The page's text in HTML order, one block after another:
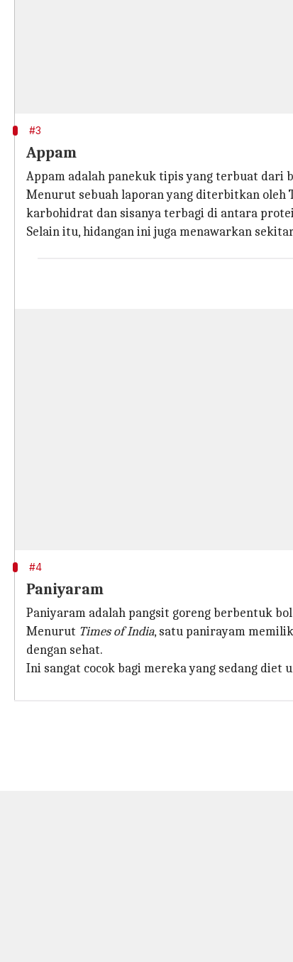
#3
Appam
Appam adalah panekuk tipis yang terbuat dari
Menurut sebuah laporan yang diterbitkan oleh
karbohidrat dan sisanya terbagi di antara
Selain itu, hidangan ini juga menawarkan
#4
Paniyaram
Paniyaram adalah pangsit goreng berbentuk
Menurut Times of India, satu panirayam
dengan sehat.
Ini sangat cocok bagi mereka yang sedang diet